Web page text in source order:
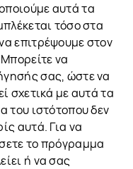
αυτά τα
τόσο στα
επιτρέψουμε στον
να
σας, ώστε να
σχετικά με αυτά τα
του ιστότοπου δεν
αυτά. Για να
το πρόγραμμα
ή να σας